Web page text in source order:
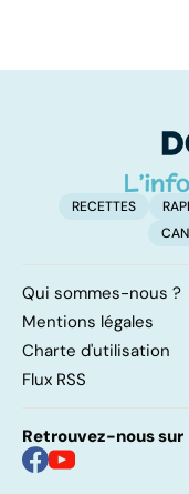
RECETTES
Qui sommes-nous ?
Mentions légales
Charte d'utilisation
Flux RSS
Retrouvez-nous sur